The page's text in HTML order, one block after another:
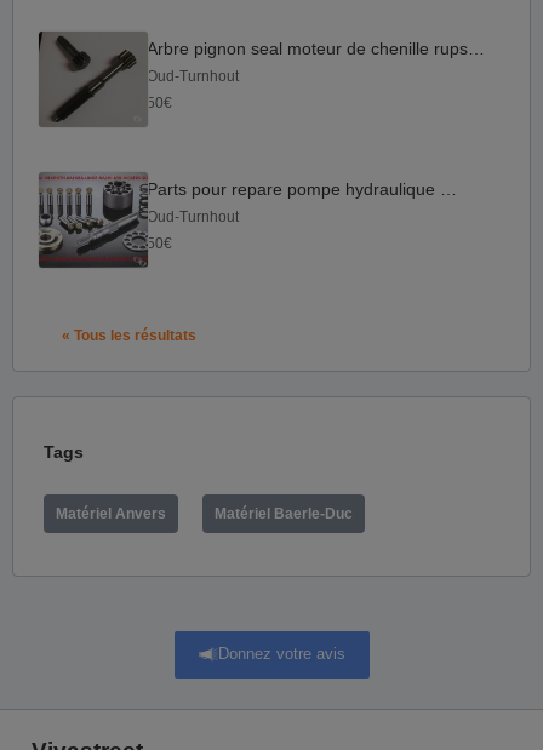
Oud-Turnhout
50€
Oud-Turnhout
50€
« Tous les résultats
Tags
Matériel Anvers Matériel Baerle-Duc
Donnez votre avis